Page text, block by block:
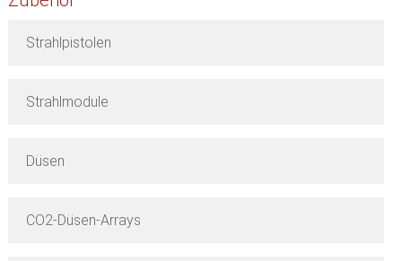
Strahlpistolen
Strahlmodule
Düsen
CO2-Düsen-Arrays